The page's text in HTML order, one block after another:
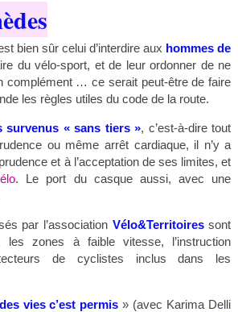
bien sûr celui d’interdire aux hommes de
du vélo-sport, et de leur ordonner de ne
complément … ce serait peut-être de faire
les règles utiles du code de la route.
survenus « sans tiers », c’est-à-dire tout
ou même arrêt cardiaque, il n’y a
et à l’acceptation de ses limites, et
. Le port du casque aussi, avec une
par l’association Vélo&Territoiressont
les zones à faible vitesse, l’instruction
de cyclistes inclus dans les
vies c’est permis» (avec Karima Delli